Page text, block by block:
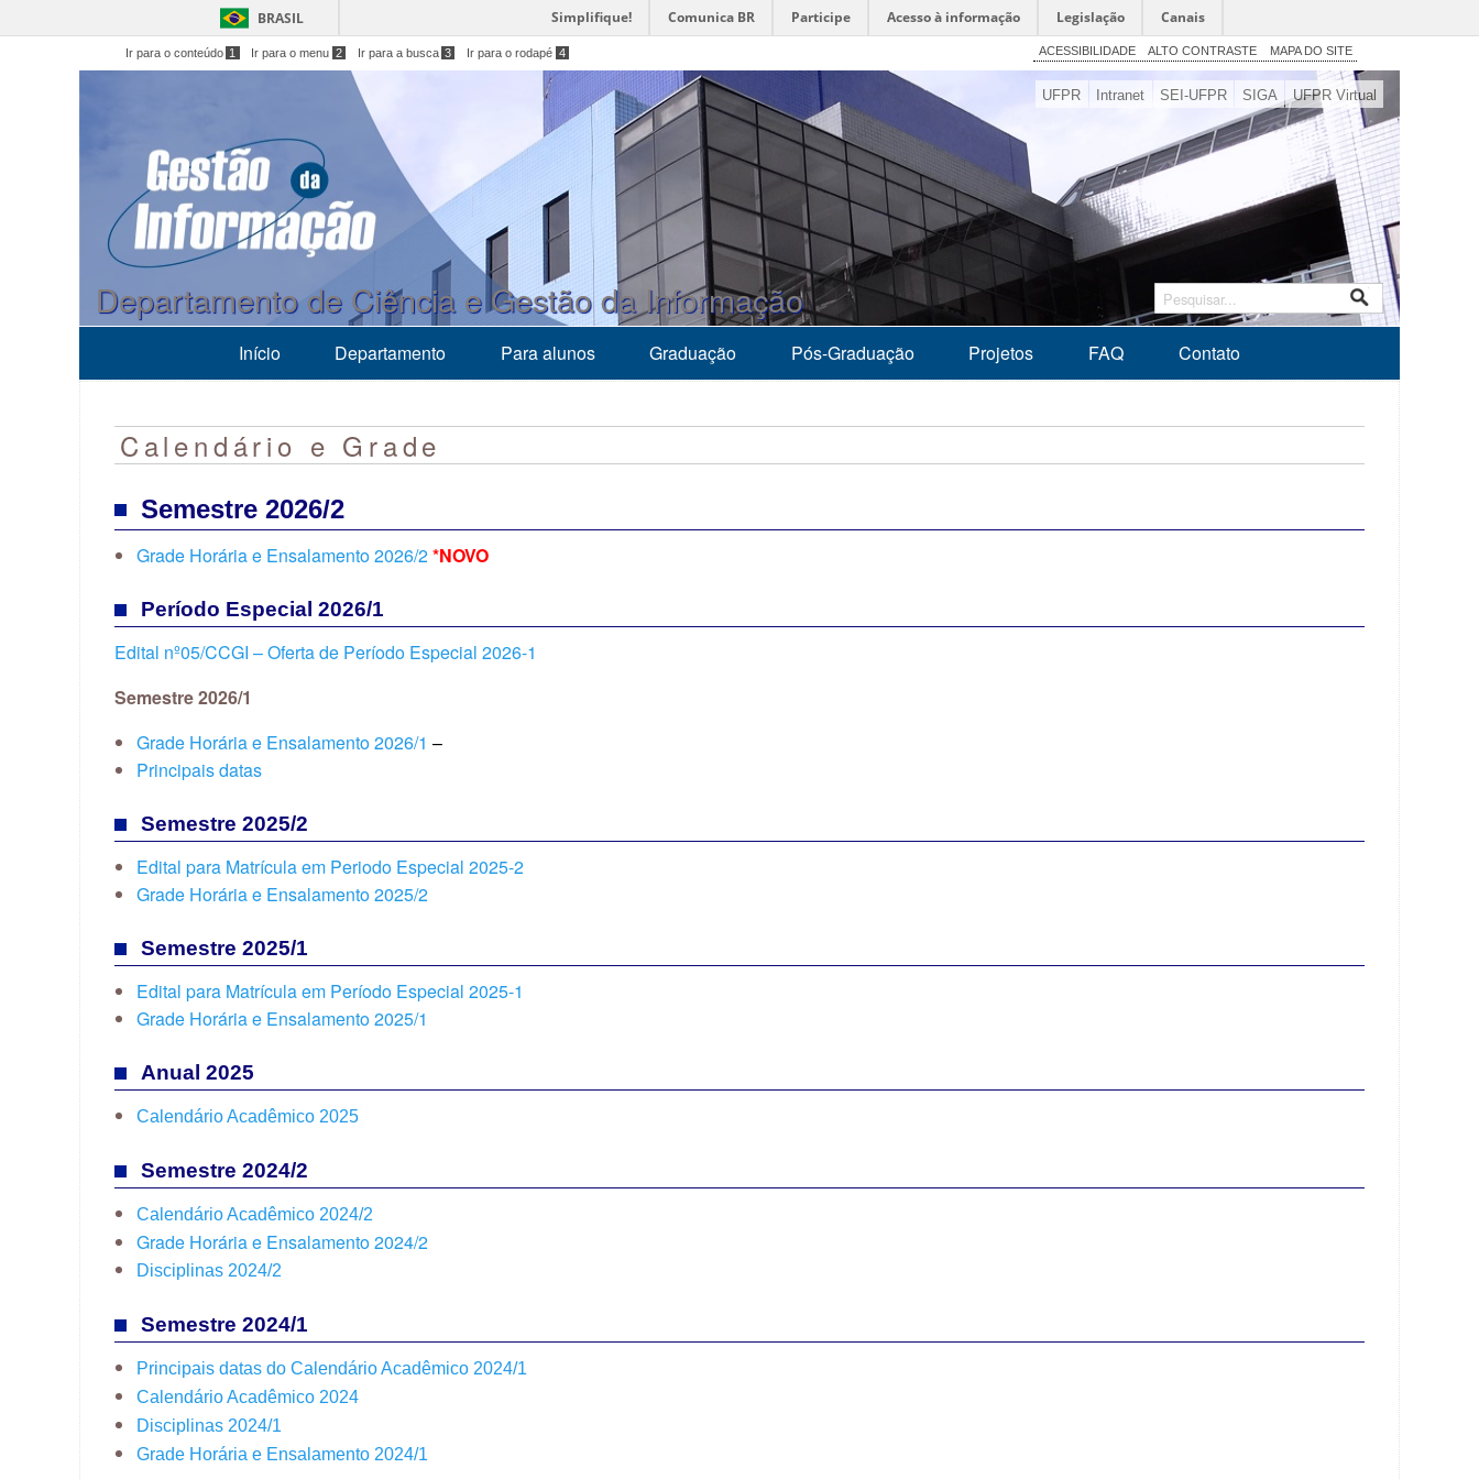
BRASIL Simplifique! Comunica BR Participe Acesso à informação Legislação Canais
Ir para o conteúdo 1 Ir para o menu 2 Ir para a busca 3 Ir para o rodapé 4 ACESSIBILIDADE ALTO CONTRASTE MAPA DO SITE
UFPR Intranet SEI-UFPR SIGA UFPR Virtual
Departamento de Ciência e Gestão da Informação
Início Departamento Para alunos Graduação Pós-Graduação Projetos FAQ Contato
Calendário e Grade
Semestre 2026/2
Grade Horária e Ensalamento 2026/2*NOVO
Período Especial 2026/1
Edital nº05/CCGI – Oferta de Período Especial 2026-1
Semestre 2026/1
Grade Horária e Ensalamento 2026/1 –
Principais datas
Semestre 2025/2
Edital para Matrícula em Periodo Especial 2025-2
Grade Horária e Ensalamento 2025/2
Semestre 2025/1
Edital para Matrícula em Período Especial 2025-1
Grade Horária e Ensalamento 2025/1
Anual 2025
Calendário Acadêmico 2025
Semestre 2024/2
Calendário Acadêmico 2024/2
Grade Horária e Ensalamento 2024/2
Disciplinas 2024/2
Semestre 2024/1
Principais datas do Calendário Acadêmico 2024/1
Calendário Acadêmico 2024
Disciplinas 2024/1
Grade Horária e Ensalamento 2024/1